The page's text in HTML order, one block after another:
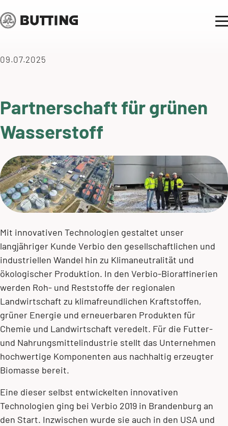
09.07.2025
Partnerschaft für grünen
Wasserstoff
Mit innovativen Technologien gestaltet unser
langjähriger Kunde Verbio den gesellschaftlichen und
industriellen Wandel hin zu Klimaneutralität und
ökologischer Produktion. In den Verbio-Bioraffinerien
werden Roh- und Reststoffe der regionalen
Landwirtschaft zu klimafreundlichen Kraftstoffen,
grüner Energie und erneuerbaren Produkten für
Chemie und Landwirtschaft veredelt. Für die Futter-
und Nahrungsmittelindustrie stellt das Unternehmen
hochwertige Komponenten aus nachhaltig erzeugter
Biomasse bereit.
Eine dieser selbst entwickelten innovativen
Technologien ging bei Verbio 2019 in Brandenburg an
den Start. Inzwischen wurde sie auch in den USA und